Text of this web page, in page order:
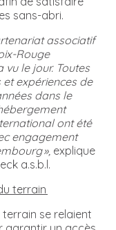
sans-abri.
associatif
Rouge
le jour. Toutes
expériences de
dans le
ont été
engagement
», explique
a.s.b.l.
terrain
se relaient